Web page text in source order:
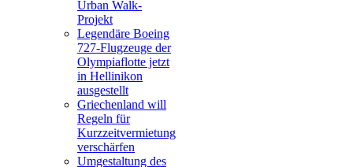
Urban Walk-
Projekt
Legendäre Boeing
727-Flugzeuge der
Olympiaflotte jetzt
in Hellinikon
ausgestellt
Griechenland will
Regeln für
Kurzzeitvermietung
verschärfen
Umgestaltung des